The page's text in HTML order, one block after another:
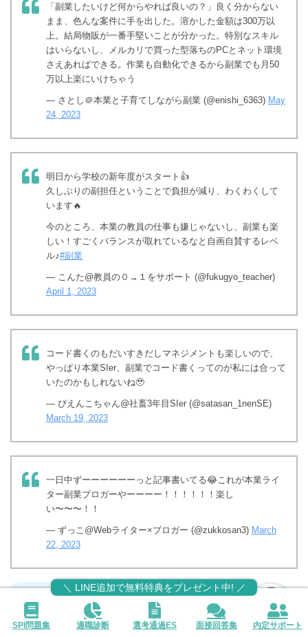
「副業したいけど何からやれば良いの？」良く分からない
まま、色んな案件に手を出した。溶かした金額は300万以
上。結局物販が一番手堅いことが分かった。特別なスキル
はいらないし、メルカリで買った型落ちのPCとネット環境
さえあればできる。作業も自動化できるから副業でも月50
万以上楽にいけちゃう
— さとし＠本業と子育てしながら副業 (@enishi_6363) May
24, 2023
明日から学校の新年度がスタート👍
久しぶりの副担任ということで負担が減り、わくわくして
います🔥
今のところ、本業の教員の仕事も嫌じゃないし、副業も楽
しい！すごくバランスが取れているなと自画自賛するレベ
ル♪#副業
— こんた@教員の０→１をサポート (@fukugyo_teacher)
April 1, 2023
コード書くのもだいすきだしマネジメントも楽しいので、
やっぱり本業SIer、副業でコード書くってのが私には合って
いたのかもしれないね🥹
— ぴえんこちゃん@社畜3年目SIer (@satasan_1nenSE)
March 19, 2023
一日中ずーーーーーーっと記事書いてる😂これが本業ライ
ター副業ブロガーやーーーー！！！！！！楽し
い〜〜〜！！
— ずっこ@Webライター×ブロガー (@zukkosan3) March
22, 2023
上記のもの以外にも
副業してから気持ちが楽になった
SPI問題集 適職診断 選考通過ES 面接回答集 内定サポート
＼ LINE追加で無料特典をプレゼント中! ／